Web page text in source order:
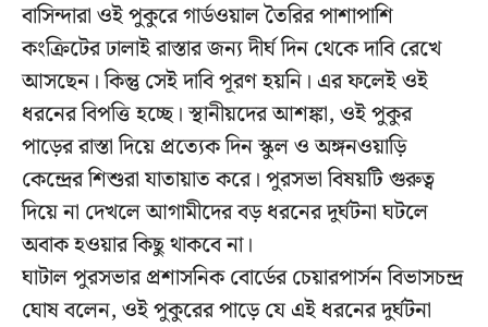
বাসিন্দারা ওই পুকুরে গার্ডওয়াল তৈরির পাশাপাশি
কংক্রিটের ঢালাই রাস্তার জন্য দীর্ঘ দিন থেকে দাবি রেখে
আসছেন। কিন্তু সেই দাবি পূরণ হয়নি। এর ফলেই ওই
ধরনের বিপত্তি হচ্ছে। স্থানীয়দের আশঙ্কা, ওই পুকুর
পাড়ের রাস্তা দিয়ে প্রত্যেক দিন স্কুল ও অঙ্গনওয়াড়ি
কেন্দ্রের শিশুরা যাতায়াত করে। পুরসভা বিষয়টি গুরুত্ব
দিয়ে না দেখলে আগামীদের বড় ধরনের দুর্ঘটনা ঘটলে
অবাক হওয়ার কিছু থাকবে না।
ঘাটাল পুরসভার প্রশাসনিক বোর্ডের চেয়ারপার্সন বিভাসচন্দ্র
ঘোষ বলেন, ওই পুকুরের পাড়ে যে এই ধরনের দুর্ঘটনা